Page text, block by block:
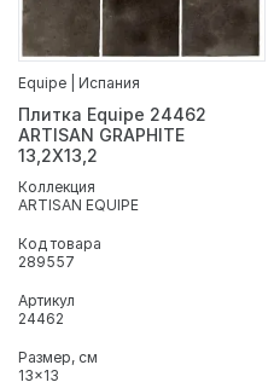
Equipe | Испания
Плитка Equipe 24462
ARTISAN GRAPHITE
13,2X13,2
Коллекция
ARTISAN EQUIPE
Код товара
289557
Артикул
24462
Размер, см
13x13